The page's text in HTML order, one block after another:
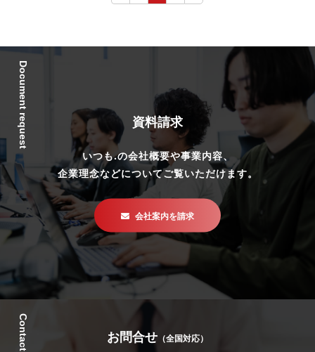
Document request 資料請求
いつも.の会社概要や事業内容、
企業理念などについてご覧いただけます。
会社案内を請求
Contact お問合せ （全国対応）